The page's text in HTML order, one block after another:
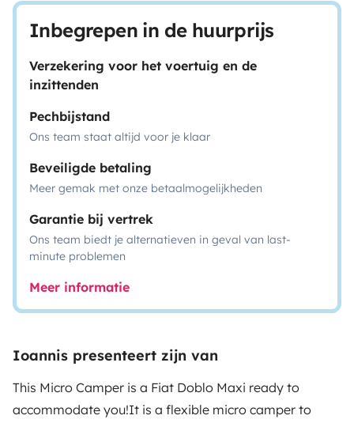
Inbegrepen in de huurprijs
Verzekering voor het voertuig en de
inzittenden
Pechbijstand
Ons team staat altijd voor je klaar
Beveiligde betaling
Meer gemak met onze betaalmogelijkheden
Garantie bij vertrek
Ons team biedt je alternatieven in geval van last-
minute problemen
Meer informatie
Ioannis presenteert zijn van
This Micro Camper is a Fiat Doblo Maxi ready to
accommodate you!It is a flexible micro camper to